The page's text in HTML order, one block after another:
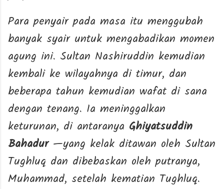
Para penyair pada masa itu menggubah
banyak syair untuk mengabadikan momen
agung ini. Sultan Nashiruddin kemudian
kembali ke wilayahnya di timur, dan
beberapa tahun kemudian wafat di sana
dengan tenang. Ia meninggalkan
keturunan, di antaranya Ghiyatsuddin
Bahadur—yang kelak ditawan oleh Sultan
Tughluq dan dibebaskan oleh putranya,
Muhammad, setelah kematian Tughluq.